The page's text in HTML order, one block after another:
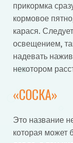
прикормка
кормовое
карася.
освещением,
надевать
некотором
«СОСКА»
Это название
которая может